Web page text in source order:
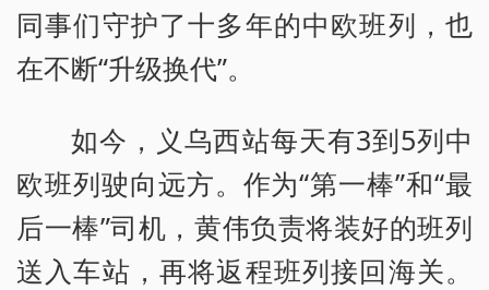
同事们守护了十多年的中欧班列，也
在不断“升级换代”。
如今，义乌西站每天有3到5列中
欧班列驶向远方。作为“第一棒”和“最
后一棒”司机，黄伟负责将装好的班列
送入车站，再将返程班列接回海关。